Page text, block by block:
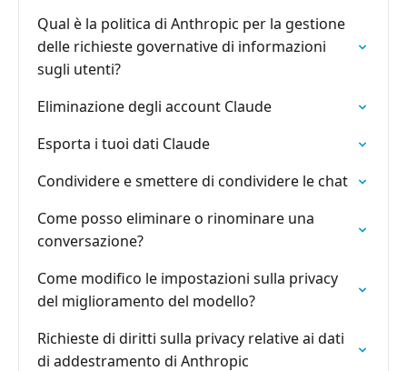
Qual è la politica di Anthropic per la gestione
delle richieste governative di informazioni
sugli utenti?
Eliminazione degli account Claude
Esporta i tuoi dati Claude
Condividere e smettere di condividere le chat
Come posso eliminare o rinominare una
conversazione?
Come modifico le impostazioni sulla privacy
del miglioramento del modello?
Richieste di diritti sulla privacy relative ai dati
di addestramento di Anthropic